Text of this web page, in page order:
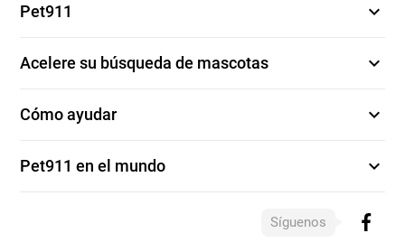
Pet911 expand_more
Acelere su búsqueda de mascotas expand_more
Cómo ayudar expand_more
Pet911 en el mundo expand_more
Síguenos